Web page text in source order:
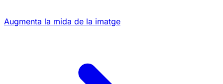
Augmenta la mida de la imatge